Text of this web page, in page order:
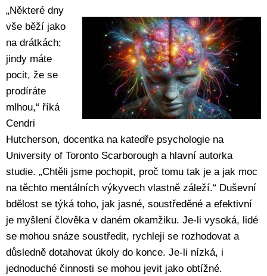
„Některé dny
vše běží jako
na drátkách;
jindy máte
pocit, že se
prodíráte
mlhou,“ říká
Cendri
Hutcherson, docentka na katedře psychologie na
University of Toronto Scarborough a hlavní autorka
studie. „Chtěli jsme pochopit, proč tomu tak je a jak moc
na těchto mentálních výkyvech vlastně záleží.“ Duševní
bdělost se týká toho, jak jasné, soustředěné a efektivní
je myšlení člověka v daném okamžiku. Je-li vysoká, lidé
se mohou snáze soustředit, rychleji se rozhodovat a
důsledně dotahovat úkoly do konce. Je-li nízká, i
jednoduché činnosti se mohou jevit jako obtížné.